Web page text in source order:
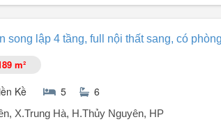
Gia.
rộng rãi 2 ô tô tránh nhau thoải mái.
bình, nóng lạnh, phù hợp cho:
song lập 4 tầng, full nội thất sang, có
m²
Kề 5 6
X.Trung Hà, H.Thủy Nguyên, HP